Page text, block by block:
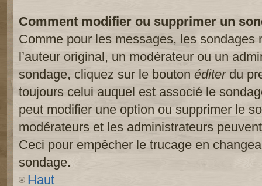
Comment modifier ou supprimer un
Comme pour les messages, les sondages
l’auteur original, un modérateur ou un
sondage, cliquez sur le bouton éditerdu
toujours celui auquel est associé le
peut modifier une option ou supprimer le
modérateurs et les administrateurs
Ceci pour empêcher le trucage en
sondage.
Haut